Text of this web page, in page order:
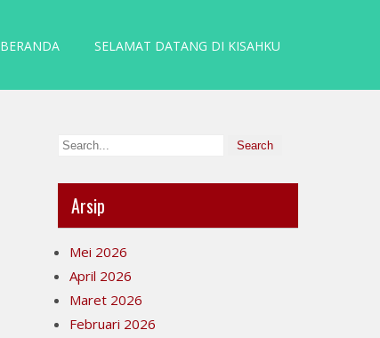
BERANDA SELAMAT DATANG DI KISAHKU
Arsip
Mei 2026
April 2026
Maret 2026
Februari 2026